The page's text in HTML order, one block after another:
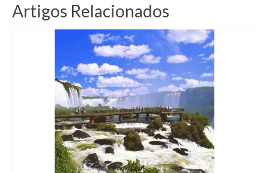
Artigos Relacionados